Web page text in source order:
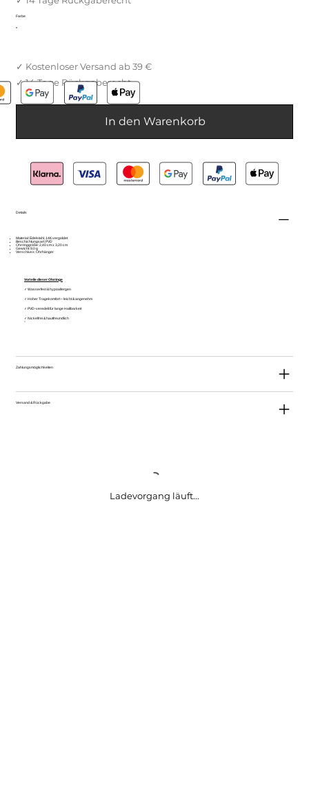
Farbe
In den Warenkorb
Details
Material: Edelstahl, 14K vergoldet
Beschichtungsart: PVD
Ohrringgröße: 2,40 cm x 3,20 cm
Gewicht: 9,0 g
Verschluss: Ohrhänger
Vorteile dieser Ohrringe
✓ Wasserfest & hypoallergen
✓ Hoher Tragekomfort – leicht & angenehm
✓ PVD-veredelt für lange Haltbarkeit
✓ Nickelfrei & hautfreundlich
Zahlungsmöglichkeiten
Versand & Rückgabe
Ladevorgang läuft...